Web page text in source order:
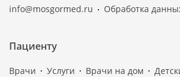
info@mosgormed.ru Обработка
Пациенту
Врачи Услуги Врачи на дом